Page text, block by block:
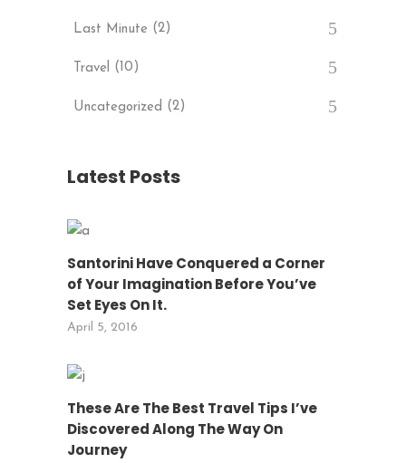
Last Minute (2)
Travel (10)
Uncategorized (2)
Latest Posts
Santorini Have Conquered a Corner
of Your Imagination Before You’ve
Set Eyes On It.
April 5, 2016
These Are The Best Travel Tips I’ve
Discovered Along The Way On
Journey